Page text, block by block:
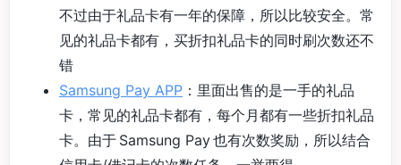
不过由于礼品卡有一年的保障，所以比较安全。常
见的礼品卡都有，买折扣礼品卡的同时刷次数还不
错
Samsung Pay APP ：里面出售的是一手的礼品
卡，常见的礼品卡都有，每个月都有一些折扣礼品
卡。由于 Samsung Pay 也有次数奖励，所以结合